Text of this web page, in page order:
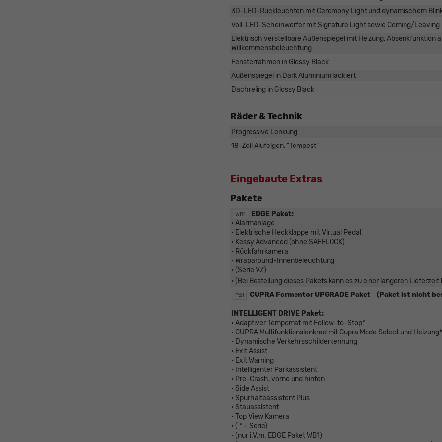
3D-LED-Rückleuchten mit Ceremony Light und dynamischem
Voll-LED-Scheinwerfer mit Signature Light sowie Coming/Leaving
Elektrisch verstellbare Außenspiegel mit Heizung, Absenkfunktion
Willkommensbeleuchtung
Fensterrahmen in Glossy Black
Außenspiegel in Dark Aluminium lackiert
Dachreling in Glossy Black
Räder & Technik
Progressive Lenkung
18-Zoll Alufelgen, "Tempest"
Eingebaute Extras
Pakete
WB1
EDGE Paket:
• Alarmanlage
• Elektrische Heckklappe mit Virtual Pedal
• Kessy Advanced (ohne SAFELOCK)
• Rückfahrkamera
• Wraparound-Innenbeleuchtung
• (Serie VZ)
• (Bei Bestellung dieses Pakets kann es zu einer längeren Lieferzeit
P21 CUPRA Formentor UPGRADE Paket - (Paket ist nicht
INTELLIGENT DRIVE Paket:
• Adaptiver Tempomat mit Follow-to-Stop*
• CUPRA Multifunktionslenkrad mit Cupra Mode Select und Heizung*
• Dynamische Verkehrsschilderkennung
• Exit Assist
• Exit Warning
• Intelligenter Parkassistent
• Pre-Crash, vorne und hinten
• Side Assist
• Spurhalteassistent Plus
• Stauassistent
• Top View Kamera
• ( * = Serie)
• (nur i.V.m. EDGE Paket WB1)